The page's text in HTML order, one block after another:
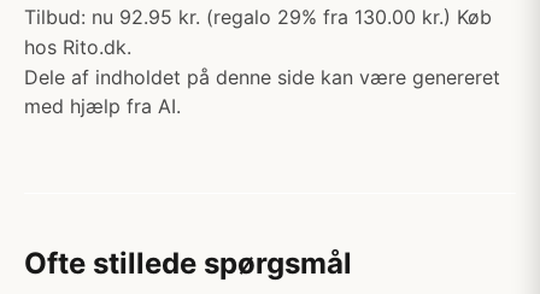
Tilbud: nu 92.95 kr. (regalo 29% fra 130.00 kr.) Køb
hos Rito.dk.
Dele af indholdet på denne side kan være genereret
med hjælp fra AI.
Ofte stillede spørgsmål